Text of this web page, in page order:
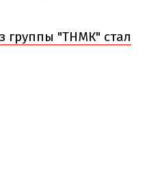
группы "ТНМК" стал